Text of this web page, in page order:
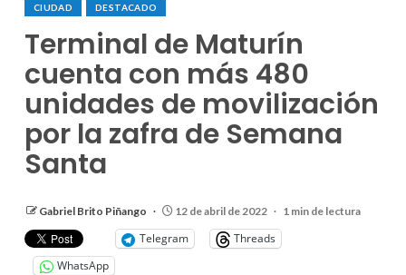
CIUDAD DESTACADO
Terminal de Maturín
cuenta con más 480
unidades de movilización
por la zafra de Semana
Santa
Gabriel Brito Piñango 12 de abril de 2022 1 min de lectura
Telegram
Threads
WhatsApp